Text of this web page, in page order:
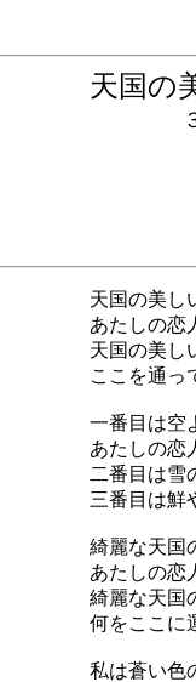
天国
３つ
天国の美し
あたしの恋
天国の美し
ここを通っ
一番目は空
あたしの恋
二番目は雪
三番目は鮮
綺麗な天国
あたしの恋
綺麗な天国
何をここに
私は蒼い色